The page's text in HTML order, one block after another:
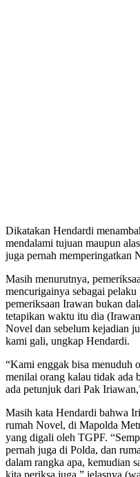
Dikatakan Hendardi
mendalami tujuan maupun
juga pernah memperingatkan
Masih menurutnya,
mencurigainya sebagai
pemeriksaan Irawan bukan
tetapikan waktu itu dia
Novel dan sebelum kejadian
kami gali, ungkap Hendardi.
“Kami enggak bisa menuduh
menilai orang kalau tidak ada
ada petunjuk dari Pak
Masih kata Hendardi bahwa
rumah Novel, di Mapolda
yang digali oleh TGPF.
pernah juga di Polda, dan
dalam rangka apa, kemudian
kita periksa juga,”